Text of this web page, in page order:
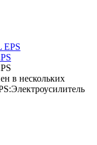
в нескольких